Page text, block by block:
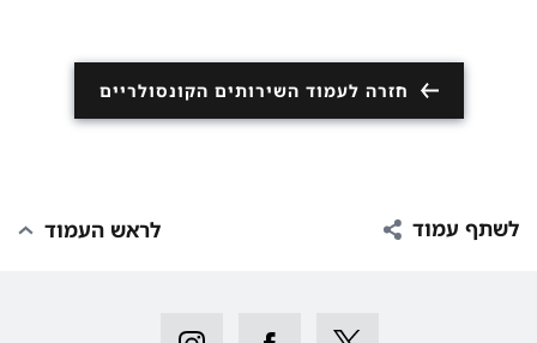
חזרה לעמוד השירותים הקונסולריים
לשתף עמוד לראש העמוד